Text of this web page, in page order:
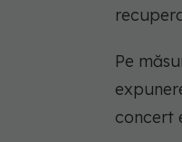
Pe
concert